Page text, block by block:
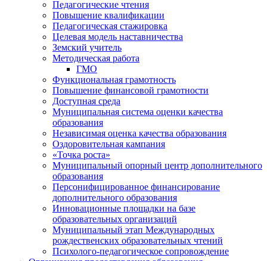
Педагогические чтения
Повышение квалификации
Педагогическая стажировка
Целевая модель наставничества
Земский учитель
Методическая работа
ГМО
Функциональная грамотность
Повышение финансовой грамотности
Доступная среда
Муниципальная система оценки качества
образования
Независимая оценка качества образования
Оздоровительная кампания
«Точка роста»
Муниципальный опорный центр дополнительного
образования
Персонифицированное финансирование
дополнительного образования
Инновационные площадки на базе
образовательных организаций
Муниципальный этап Международных
рождественских образовательных чтений
Психолого-педагогическое сопровождение